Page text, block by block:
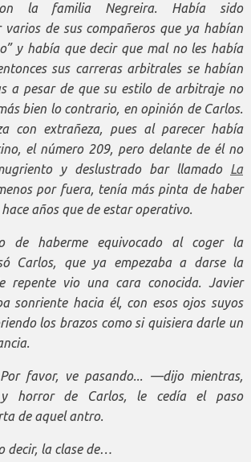
la familia Negreira. Había sido
varios de sus compañeros que ya habían
y había que decir que mal no les había
sus carreras arbitrales se habían
a pesar de que su estilo de arbitraje no
bien lo contrario, en opinión de Carlos.
con extrañeza, pues al parecer había
el número 209, pero delante de él no
y deslustrado bar llamado La
por fuera, tenía más pinta de haber
años que de estar operativo.
de haberme equivocado al coger la
Carlos, que ya empezaba a darse la
repente vio una cara conocida. Javier
sonriente hacia él, con esos ojos suyos
los brazos como si quisiera darle un
favor, ve pasando... —dijo mientras,
y horror de Carlos, le cedía el paso
de aquel antro.
decir, la clase de…